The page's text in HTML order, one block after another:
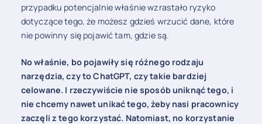
przypadku potencjalnie właśnie wzrastało ryzyko
dotyczące tego, że możesz gdzieś wrzucić dane, które
nie powinny się pojawić tam, gdzie są.
No właśnie, bo pojawiły się różnego rodzaju
narzędzia, czy to ChatGPT, czy takie bardziej
celowane. I rzeczywiście nie sposób uniknąć tego, i
nie chcemy nawet unikać tego, żeby nasi pracownicy
zaczęli z tego korzystać. Natomiast, no korzystanie